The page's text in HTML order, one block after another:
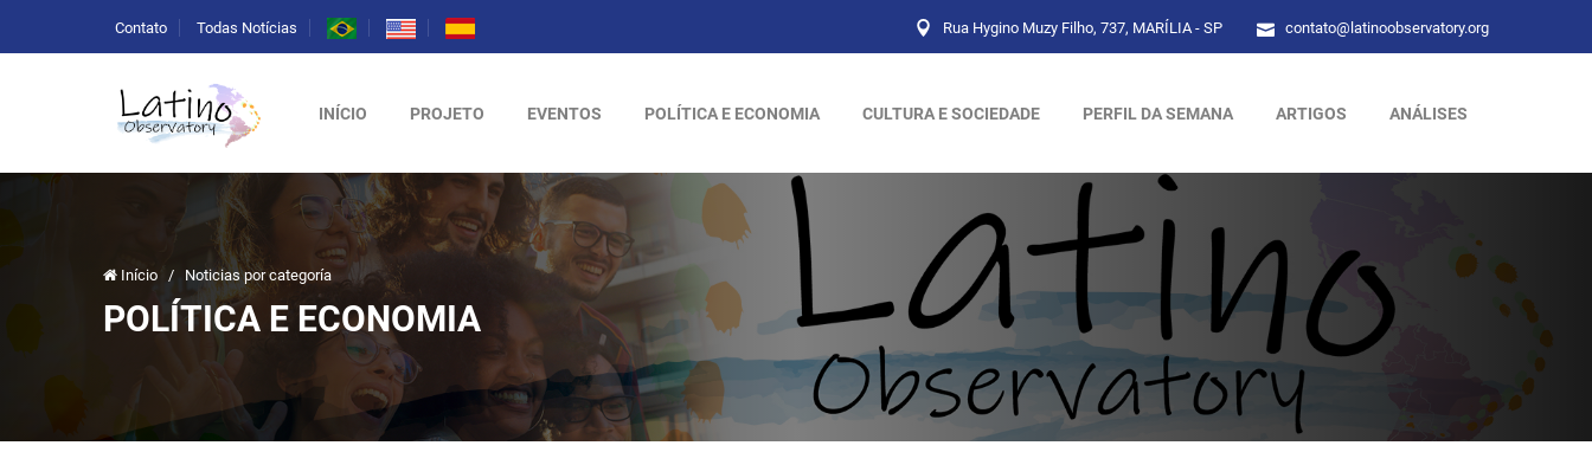
Contato Todas Notícias Rua Hygino Muzy Filho, 737, MARÍLIA - SP contato@latinoobservatory.org
INÍCIO PROJETO EVENTOS POLÍTICA E ECONOMIA CULTURA E SOCIEDADE PERFIL DA SEMANA ARTIGOS ANÁLISES
Início / Noticias por categoría
POLÍTICA E ECONOMIA